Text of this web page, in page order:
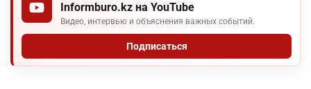
Informburo.kz на YouTube
Видео, интервью и объяснения важных событий.
Подписаться